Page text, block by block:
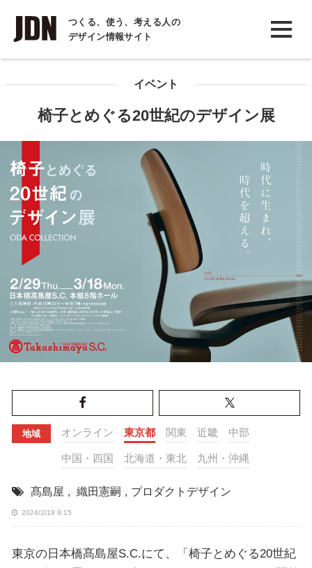
つくる、使う、考える人の
デザイン情報サイト
INTERVIEW
インタビュー
イベント
椅子とめぐる20世紀のデザイン展
地域 オンライン 東京都 関東 近畿 中部
中国・四国 北海道・東北 九州・沖縄
髙島屋 , 織田憲嗣 , プロダクトデザイン
2024/2/19 9:15
東京の日本橋髙島屋S.C.にて、「椅子とめぐる20世紀